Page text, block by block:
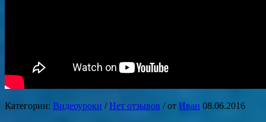
Категории: Видеоуроки / Нет отзывов /от Иван 08.06.2016